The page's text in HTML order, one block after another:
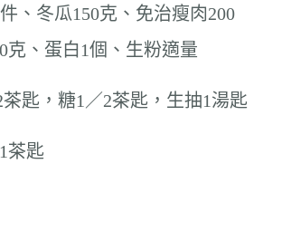
、冬瓜150克、免治瘦肉200
克、蛋白1個、生粉適量
匙，糖1／2茶匙，生抽1湯匙
茶匙